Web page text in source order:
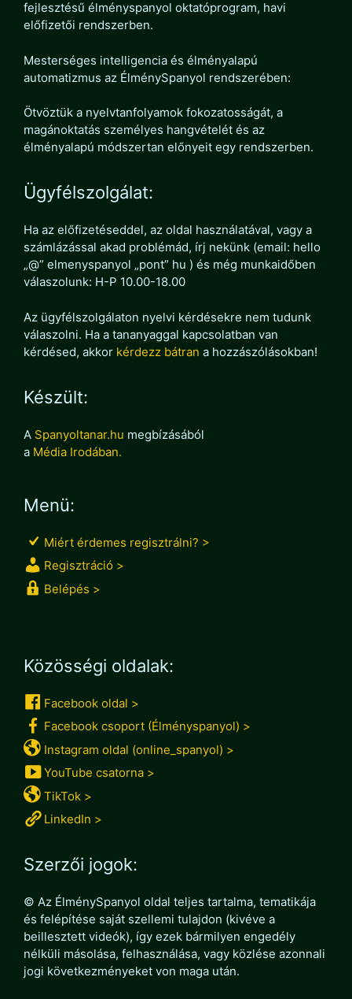
fejlesztésű élményspanyol oktatóprogram, havi
előfizetői rendszerben.
Mesterséges intelligencia és élményalapú
automatizmus az ÉlménySpanyol rendszerében:
Ötvöztük a nyelvtanfolyamok fokozatosságát, a
magánoktatás személyes hangvételét és az
élményalapú módszertan előnyeit egy rendszerben.
Ügyfélszolgálat:
Ha az előfizetéseddel, az oldal használatával, vagy a
számlázással akad problémád, írj nekünk (email: hello
„@” elmenyspanyol „pont” hu ) és még munkaidőben
válaszolunk: H-P 10.00-18.00
Az ügyfélszolgálaton nyelvi kérdésekre nem tudunk
válaszolni. Ha a tananyaggal kapcsolatban van
kérdésed, akkor kérdezz bátran a hozzászólásokban!
Készült:
A Spanyoltanar.hu megbízásából
a Média Irodában.
Menü:
Miért érdemes regisztrálni? >
Regisztráció >
Belépés >
Közösségi oldalak:
Facebook oldal >
Facebook csoport (Élményspanyol) >
Instagram oldal (online_spanyol) >
YouTube csatorna >
TikTok >
LinkedIn >
Szerzői jogok:
© Az ÉlménySpanyol oldal teljes tartalma, tematikája
és felépítése saját szellemi tulajdon (kivéve a
beillesztett videók), így ezek bármilyen engedély
nélküli másolása, felhasználása, vagy közlése azonnali
jogi következményeket von maga után.